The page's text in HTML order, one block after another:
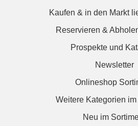
Kaufen & in den Markt
Reservieren &
Prospekte und
Newsletter
Onlineshop
Weitere Kategorien
Neu im